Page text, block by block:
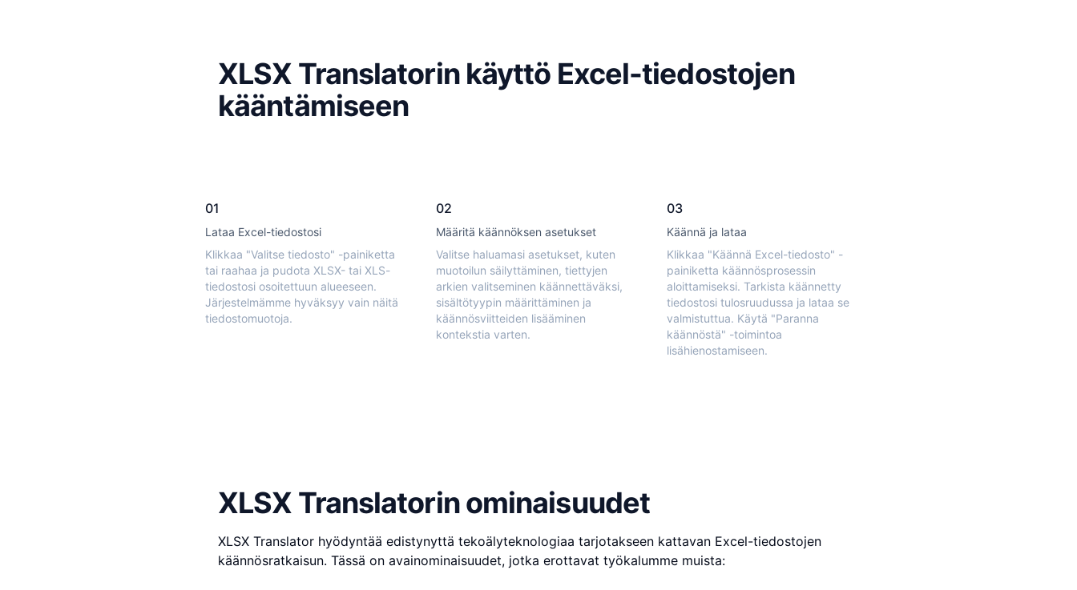
XLSX Translatorin käyttö Excel-tiedostojen
kääntämiseen
01
Lataa Excel-tiedostosi
Klikkaa "Valitse tiedosto" -painiketta
tai raahaa ja pudota XLSX- tai XLS-
tiedostosi osoitettuun alueeseen.
Järjestelmämme hyväksyy vain näitä
tiedostomuotoja.
02
Määritä käännöksen asetukset
Valitse haluamasi asetukset, kuten
muotoilun säilyttäminen, tiettyjen
arkien valitseminen käännettäväksi,
sisältötyypin määrittäminen ja
käännösviitteiden lisääminen
kontekstia varten.
03
Käännä ja lataa
Klikkaa "Käännä Excel-tiedosto" -
painiketta käännösprosessin
aloittamiseksi. Tarkista käännetty
tiedostosi tulosruudussa ja lataa se
valmistuttua. Käytä "Paranna
käännöstä" -toimintoa
lisähienostamiseen.
XLSX Translatorin ominaisuudet
XLSX Translator hyödyntää edistynyttä tekoälyteknologiaa tarjotakseen kattavan Excel-tiedostojen
käännösratkaisun. Tässä on avainominaisuudet, jotka erottavat työkalumme muista: